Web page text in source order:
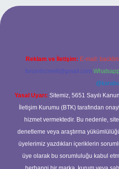
Reklam ve İletişim: E-mail:
forumhizmeti@gmail.com
@karabul
Yasal Uyarı: Sitemiz, 5651 Sayılı
İletişim Kurumu (BTK) tarafından
hizmet vermektedir. Bu nedenle,
denetleme veya araştırma
üyelerimiz yazdıkları içeriklerin
üye olarak bu sorumluluğu kabul